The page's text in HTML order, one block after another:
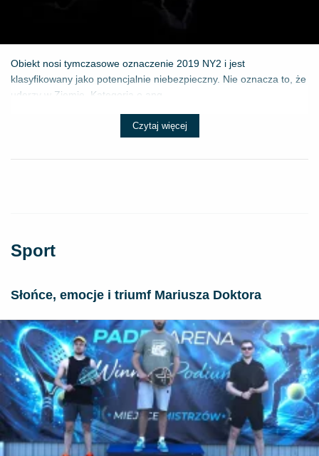
Obiekt nosi tymczasowe oznaczenie 2019 NY2 i jest
klasyfikowany jako potencjalnie niebezpieczny. Nie oznacza to, że
uderzy w Ziemię. Kategoria o ang...
Czytaj więcej
Sport
Słońce, emocje i triumf Mariusza Doktora